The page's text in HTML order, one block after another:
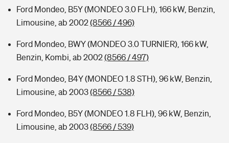
Ford Mondeo, B5Y (MONDEO 3.0 FLH), 166 kW, Benzin,
Limousine, ab 2002(8566 / 496)
Ford Mondeo, BWY (MONDEO 3.0 TURNIER), 166 kW,
Benzin, Kombi, ab 2002(8566 / 497)
Ford Mondeo, B4Y (MONDEO 1.8 STH), 96 kW, Benzin,
Limousine, ab 2003(8566 / 538)
Ford Mondeo, B5Y (MONDEO 1.8 FLH), 96 kW, Benzin,
Limousine, ab 2003(8566 / 539)